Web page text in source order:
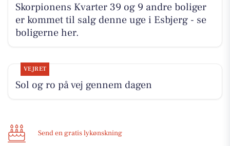
Skorpionens Kvarter 39 og 9 andre boliger
er kommet til salg denne uge i Esbjerg - se
boligerne her.
VEJRET
Sol og ro på vej gennem dagen
Send en gratis lykønskning